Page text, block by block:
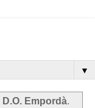
▼
D.O. Empordà.